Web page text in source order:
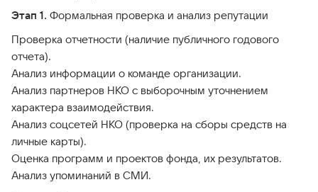
Этап 1. Формальная проверка и анализ репутации
Проверка отчетности (наличие публичного годового
отчета).
Анализ информации о команде организации.
Анализ партнеров НКО с выборочным уточнением
характера взаимодействия.
Анализ соцсетей НКО (проверка на сборы средств на
личные карты).
Оценка программ и проектов фонда, их результатов.
Анализ упоминаний в СМИ.